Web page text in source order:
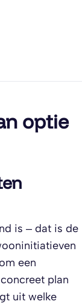
optie
is – dat is de
een
plan
uit welke